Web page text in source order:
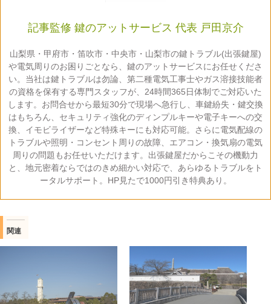
記事監修 鍵のアットサービス 代表 戸田京介
山梨県・甲府市・笛吹市・中央市・山梨市の鍵トラブル(出張鍵屋)
や電気周りのお困りごとなら、鍵のアットサービスにお任せくださ
い。当社は鍵トラブルは勿論、第二種電気工事士やガス溶接技能者
の資格を保有する専門スタッフが、24時間365日体制でご対応いた
します。お問合せから最短30分で現場へ急行し、車鍵紛失・鍵交換
はもちろん、セキュリティ強化のディンプルキーや電子キーへの交
換、イモビライザーなど特殊キーにも対応可能。さらに電気配線の
トラブルや照明・コンセント周りの故障、エアコン・換気扇の電気
周りの問題もお任せいただけます。出張鍵屋だからこその機動力
と、地元密着ならではのきめ細かい対応で、あらゆるトラブルをト
ータルサポート。HP見たで1000円引き特典あり。
関連